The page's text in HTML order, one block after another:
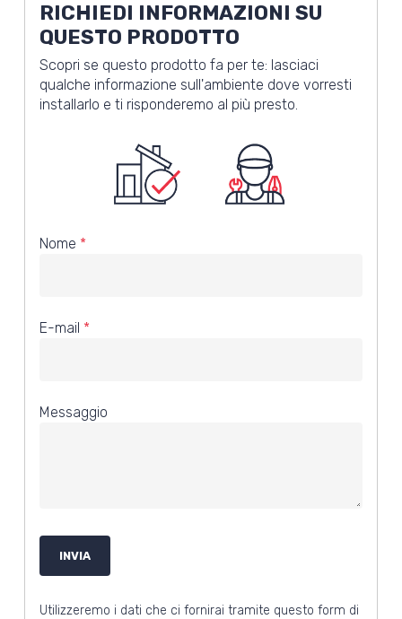
RICHIEDI INFORMAZIONI SU
QUESTO PRODOTTO
Scopri se questo prodotto fa per te: lasciaci
qualche informazione sull'ambiente dove vorresti
installarlo e ti risponderemo al più presto.
Nome *
E-mail *
Messaggio
Utilizzeremo i dati che ci fornirai tramite questo form di